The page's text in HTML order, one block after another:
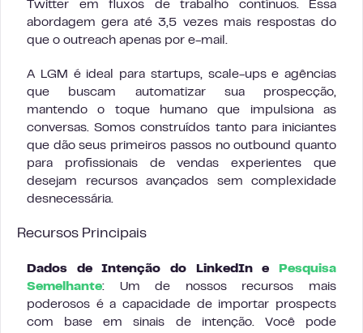
Twitter em fluxos de trabalho contínuos. Essa
abordagem gera até 3,5 vezes mais respostas do
que o outreach apenas por e-mail.
A LGM é ideal para startups, scale-ups e agências
que buscam automatizar sua prospecção,
mantendo o toque humano que impulsiona as
conversas. Somos construídos tanto para iniciantes
que dão seus primeiros passos no outbound quanto
para profissionais de vendas experientes que
desejam recursos avançados sem complexidade
desnecessária.
Recursos Principais
Dados de Intenção do LinkedIn e
Pesquisa
Semelhante: Um de nossos recursos mais
poderosos é a capacidade de importar prospects
com base em sinais de intenção. Você pode